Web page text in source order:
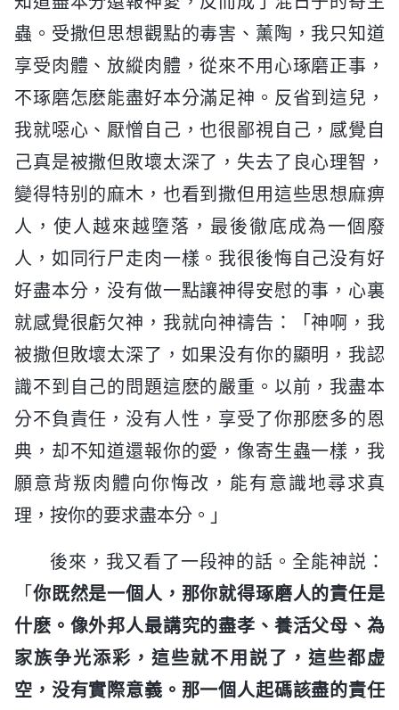
蟲。受撒但思想觀點的毒害、薰陶，我只知道
享受肉體、放縱肉體，從來不用心琢磨正事，
不琢磨怎麽能盡好本分滿足神。反省到這兒，
我就噁心、厭憎自己，也很鄙視自己，感覺自
己真是被撒但敗壞太深了，失去了良心理智，
變得特别的麻木，也看到撒但用這些思想麻痹
人，使人越來越墮落，最後徹底成為一個廢
人，如同行尸走肉一樣。我很後悔自己没有好
好盡本分，没有做一點讓神得安慰的事，心裏
就感覺很虧欠神，我就向神禱告：「神啊，我
被撒但敗壞太深了，如果没有你的顯明，我認
識不到自己的問題這麽的嚴重。以前，我盡本
分不負責任，没有人性，享受了你那麽多的恩
典，却不知道還報你的愛，像寄生蟲一樣，我
願意背叛肉體向你悔改，能有意識地尋求真
理，按你的要求盡本分。」
後來，我又看了一段神的話。全能神説：
「 你既然是一個人，那你就得琢磨人的責任是
什麽。像外邦人最講究的盡孝、養活父母、為
家族争光添彩，這些就不用説了，這些都虚
空，没有實際意義。那一個人起碼該盡的責任